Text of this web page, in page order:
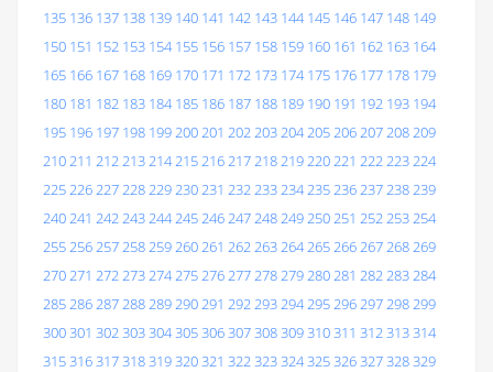
135 136 137 138 139 140 141 142 143 144 145 146 147 148 149
150 151 152 153 154 155 156 157 158 159 160 161 162 163 164
165 166 167 168 169 170 171 172 173 174 175 176 177 178 179
180 181 182 183 184 185 186 187 188 189 190 191 192 193 194
195 196 197 198 199200201 202203204205206207208209
210211 212213214215216217218219220221 222223224
225226227228229230231 232233234235236237238239
240241 242243244245246247248249250251 252253254
255256257258259260261 262263264265266267268269
270271 272273274275276277278279280281 282283284
285286287288289290291 292293294295296297298299
300301 302303304305306307308309310311 312313314
315316317318319320321 322323324325326327328329